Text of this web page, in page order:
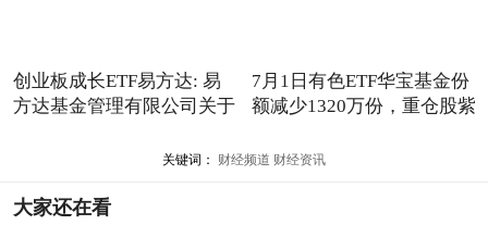
创业板成长ETF易方达: 易
方达基金管理有限公司关于
7月1日有色ETF华宝基金份
额减少1320万份，重仓股紫
关键词： 财经频道 财经资讯
大家还在看